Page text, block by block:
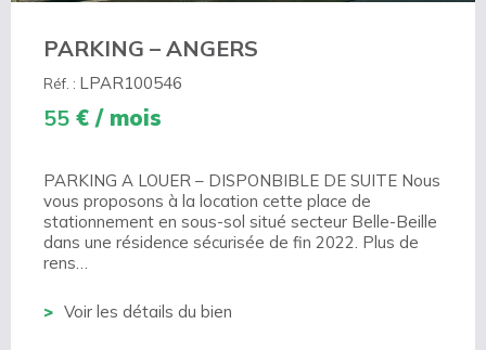
PARKING – ANGERS
Réf. : LPAR100546
55 € / mois
PARKING A LOUER – DISPONBIBLE DE SUITE Nous
vous proposons à la location cette place de
stationnement en sous-sol situé secteur Belle-Beille
dans une résidence sécurisée de fin 2022. Plus de
rens…
Voir les détails du bien